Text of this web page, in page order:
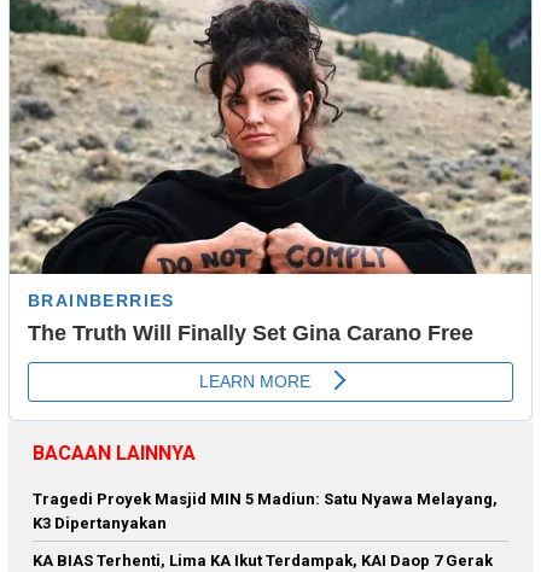
BACAAN LAINNYA
Tragedi Proyek Masjid MIN 5 Madiun: Satu Nyawa Melayang,
K3 Dipertanyakan
KA BIAS Terhenti, Lima KA Ikut Terdampak, KAI Daop 7 Gerak